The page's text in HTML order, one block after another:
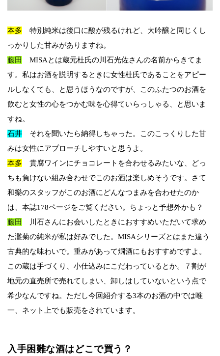
本多 特別純米は後口に酸が残るけれど、大吟醸と同じくし
っかりした甘みがありますね。
藤田
MISAとは蔵元杜氏の川石光佐さんの名前からきてま
す。私はお酒を説明するときに女性杜氏であることをアピー
ルしなくても、と思うほうなのですが、このふたつのお酒を
飲むと女性の心をつかむ味を心得ていらっしゃる、と思いま
すね。
石井 それを聞いたら納得しちゃった。このこっくりした甘
みは女性にアプローチしやすいと思うよ。
本多 貴腐ワインにチョコレートを合わせるみたいな、どっ
ちも負けない組み合わせでこのお酒は楽しめそうです。さて
和樂のスタッフがこのお酒にどんなつまみを合わせたのか
は、本誌178ページをご覧ください。ちょっと予想外かも？
藤田
川石さんにお会いしたときにおすすめいただいて求め
た灘菊の純米が私は好みでした。MISAシリーズとはまた違う
古典的な味わいで。重みがあって燗酒にもおすすめですよ。
この蔵は手づくり、小仕込みにこだわっているとか。７割が
地元の直売所で売れてしまい、卸しはしていないという点で
希少なんですね。ただし今回紹介する3本のお酒の中では唯
一、ネット上でも販売をされています。
入手困難な酒はどこで買う？